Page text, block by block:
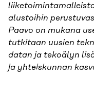
alustoihin
Paavo on mukana
tutkitaan uusien
datan ja tekoälyn
ja yhteiskunnan